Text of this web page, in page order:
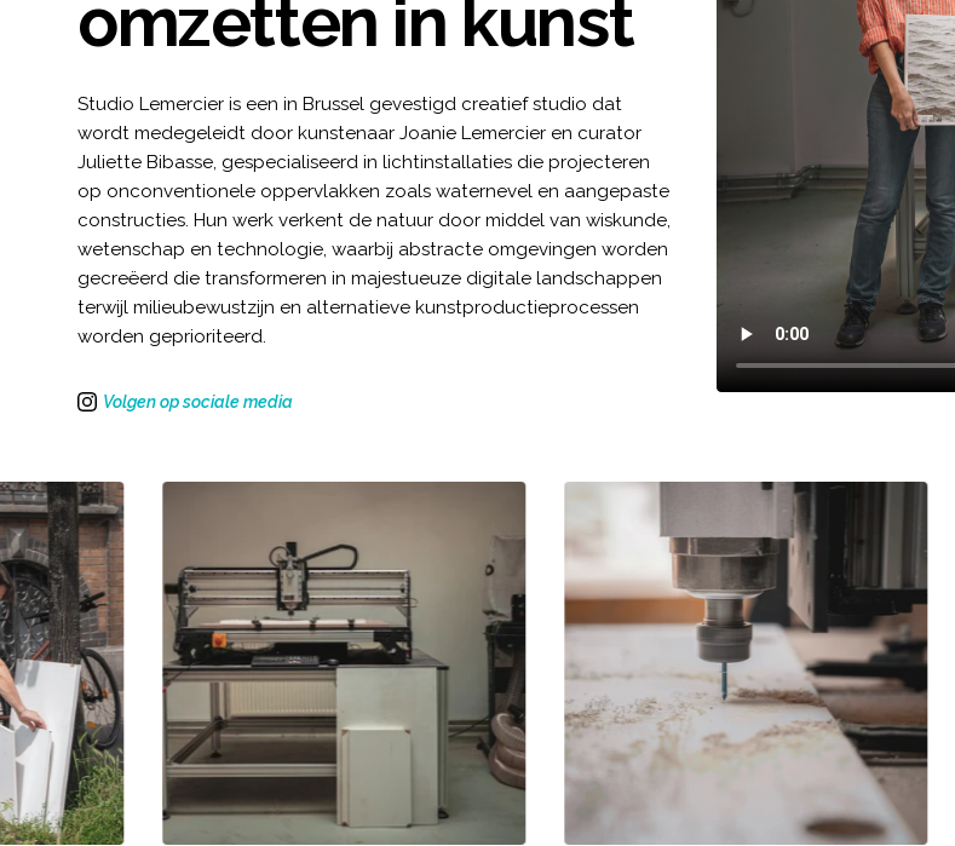
omzetten in kunst
Studio Lemercier is een in Brussel gevestigd creatief studio dat
wordt medegeleidt door kunstenaar Joanie Lemercier en curator
Juliette Bibasse, gespecialiseerd in lichtinstallaties die projecteren
op onconventionele oppervlakken zoals waternevel en aangepaste
constructies. Hun werk verkent de natuur door middel van wiskunde,
wetenschap en technologie, waarbij abstracte omgevingen worden
gecreëerd die transformeren in majestueuze digitale landschappen
terwijl milieubewustzijn en alternatieve kunstproductieprocessen
worden geprioriteerd.
Instagram
Volgen op sociale media